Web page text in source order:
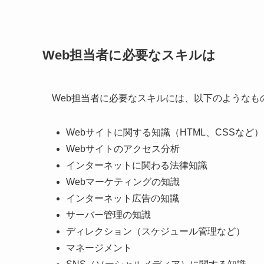
Web担当者に必要なスキルは
Web担当者に必要なスキルには、以下のようなも
Webサイトに関する知識（HTML、CSSなど）
Webサイトのアクセス分析
インターネットに関わる法律知識
Webマーケティングの知識
インターネット広告の知識
サーバー管理の知識
ディレクション（スケジュール管理など）
マネージメント